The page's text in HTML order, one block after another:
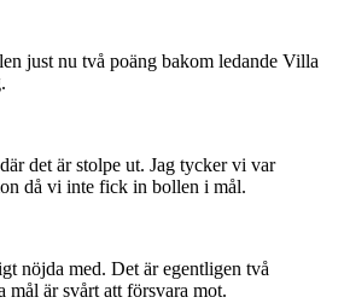
just nu två poäng bakom ledande Villa
det är stolpe ut. Jag tycker vi var
då vi inte fick in bollen i mål.
nöjda med. Det är egentligen två
mål är svårt att försvara mot.